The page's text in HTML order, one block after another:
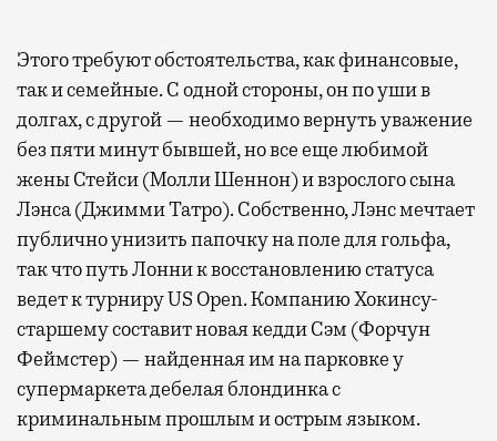
Современный путешественник часто берет
с собой не только чемодан, но и ноутбук.
А ожидание рейса все чаще превращается
не в потерянное время, а в возможность
спокойно закончить дела или спланировать
активности в путешествии, например
забронировать нужные билеты и рестораны.
Бизнес-зал становится местом, где можно
провести переговоры, поработать или просто
выпить кофе, наблюдая сквозь панорамные
окна за тем, как взлетают и садятся
самолеты. В Москве нет недостатка
Этого требуют обстоятельства, как финансовые,
так и семейные. С одной стороны, он по уши в
долгах, с другой — необходимо вернуть уважение
без пяти минут бывшей, но все еще любимой
жены Стейси (Молли Шеннон) и взрослого сына
Лэнса (Джимми Татро). Собственно, Лэнс мечтает
публично унизить папочку на поле для гольфа,
так что путь Лонни к восстановлению статуса
ведет к турниру US Open. Компанию Хокинсу-
старшему составит новая кедди Сэм (Форчун
Феймстер) — найденная им на парковке у
супермаркета дебелая блондинка с
криминальным прошлым и острым языком.